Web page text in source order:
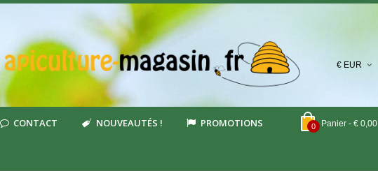
€ EUR
0 Panier - € 0,00
CONTACT NOUVEAUTÉS ! PROMOTIONS